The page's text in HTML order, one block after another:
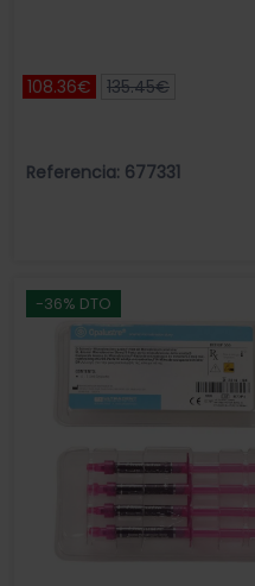
108.36€ 135.45€
Referencia: 677331
-36% DTO